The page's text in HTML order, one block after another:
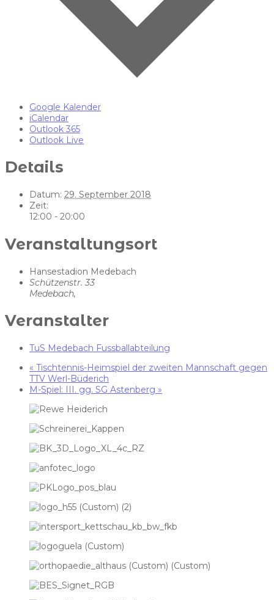
Google Kalender
iCalendar
Outlook 365
Outlook Live
Details
Datum: 29. September 2018
Zeit:
12:00 - 20:00
Veranstaltungsort
Hansestadion Medebach
Schützenstr. 33
Medebach,
Veranstalter
TuS Medebach Fussballabteilung
« Tischtennis-Heimspiel der zweiten Mannschaft gegen
TTV Werl-Büderich
M-Spiel: III. gg. SG Astenberg »